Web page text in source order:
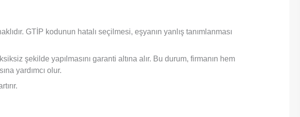
GTİP kodunun hatalı seçilmesi, eşyanın yanlış tanımlanması
şekilde yapılmasını garanti altına alır. Bu durum, firmanın hem
yardımcı olur.